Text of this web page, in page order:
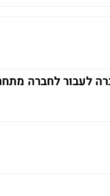
לעבור לחברה